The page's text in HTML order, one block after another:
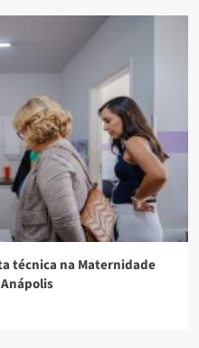
técnica na Maternidade